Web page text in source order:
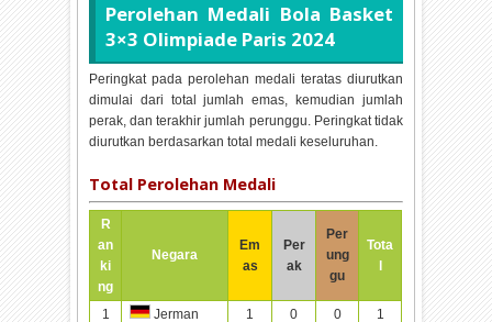
Perolehan Medali Bola Basket
3×3 Olimpiade Paris 2024
Peringkat pada perolehan medali teratas diurutkan
dimulai dari total jumlah emas, kemudian jumlah
perak, dan terakhir jumlah perunggu. Peringkat tidak
diurutkan berdasarkan total medali keseluruhan.
Total Perolehan Medali
R
an
ki
ng
Negara
Em
as
Per
ak
Per
ung
gu
Tota
l
1 Jerman 1 0 0 1